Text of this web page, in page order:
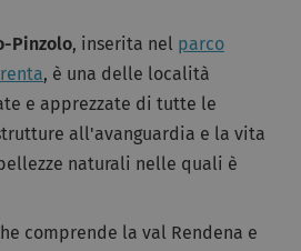
Pinzolo, inserita nel parco
, è una delle località
e apprezzate di tutte le
all'avanguardia e la vita
naturali nelle quali è
comprende la val Rendena e